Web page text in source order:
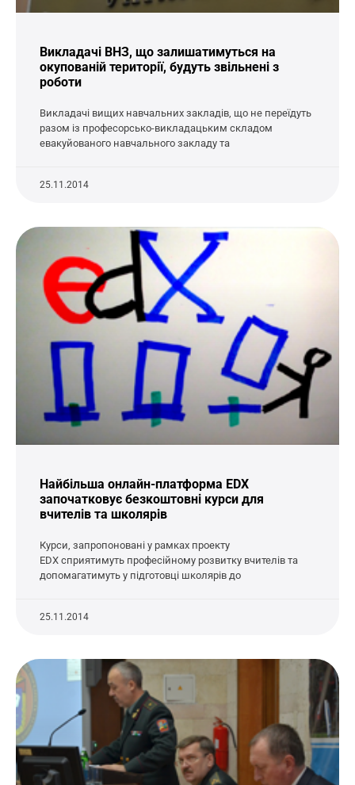
Викладачі ВНЗ, що залишатимуться на
окупованій території, будуть звільнені з
роботи
Викладачі вищих навчальних закладів, що не переїдуть
разом із професорсько-викладацьким складом
евакуйованого навчального закладу та
25.11.2014
Найбільша онлайн-платформа EDX
започатковує безкоштовні курси для
вчителів та школярів
Курси, запропоновані у рамках проекту
EDX сприятимуть професійному розвитку вчителів та
допомагатимуть у підготовці школярів до
25.11.2014